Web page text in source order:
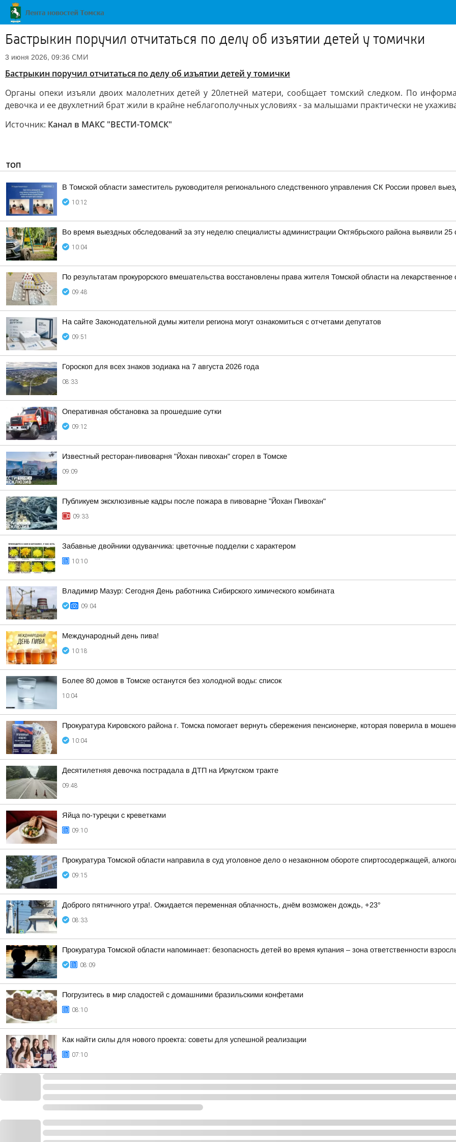
Бастрыкин поручил отчитаться по делу об изъятии детей у томички
3 июня 2026, 09:36 СМИ
Бастрыкин поручил отчитаться по делу об изъятии детей у томички
Органы опеки изъяли двоих малолетних детей у 20летней матери, сообщает томский следком. По
девочка и ее двухлетний брат жили в крайне неблагополучных условиях - за малышами практически не
Источник: Канал в МАКС "ВЕСТИ-ТОМСК"
ТОП
В Томской области заместитель руководителя регионального следственного управления СК России провел
10:12
Во время выездных обследований за эту неделю специалисты администрации Октябрьского района выявили 25
10:04
По результатам прокурорского вмешательства восстановлены права жителя Томской области на
09:48
На сайте Законодательной думы жители региона могут ознакомиться с отчетами депутатов
09:51
Гороскоп для всех знаков зодиака на 7 августа 2026 года
08:33
Оперативная обстановка за прошедшие сутки
09:12
Известный ресторан-пивоварня "Йохан пивохан" сгорел в Томске
09:09
Публикуем эксклюзивные кадры после пожара в пивоварне "Йохан Пивохан"
09:33
Забавные двойники одуванчика: цветочные подделки с характером
10:10
Владимир Мазур: Сегодня День работника Сибирского химического комбината
09:04
Международный день пива!
10:18
Более 80 домов в Томске останутся без холодной воды: список
10:04
Прокуратура Кировского района г. Томска помогает вернуть сбережения пенсионерке, которая поверила в
10:04
Десятилетняя девочка пострадала в ДТП на Иркутском тракте
09:48
Яйца по-турецки с креветками
09:10
Прокуратура Томской области направила в суд уголовное дело о незаконном обороте спиртосодержащей,
09:15
Доброго пятничного утра!. Ожидается переменная облачность, днём возможен дождь, +23°
08:33
Прокуратура Томской области напоминает: безопасность детей во время купания – зона ответственности
08:09
Погрузитесь в мир сладостей с домашними бразильскими конфетами
08:10
Как найти силы для нового проекта: советы для успешной реализации
07:10